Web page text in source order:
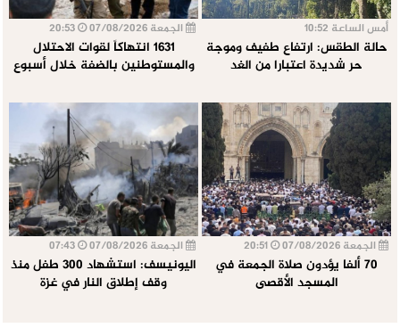
أمس الساعة 10:52
حالة الطقس: ارتفاع طفيف وموجة
حر شديدة اعتبارا من الغد
الجمعة 07/08/2026
1631 انتهاكاً لقوات الاحتلال
والمستوطنين بالضفة خلال أسبوع
الجمعة 07/08/2026
70 ألفا يؤدون صلاة الجمعة في
المسجد الأقصى
الجمعة 07/08/2026
اليونيسف: استشهاد 300 طفل منذ
وقف إطلاق النار في غزة